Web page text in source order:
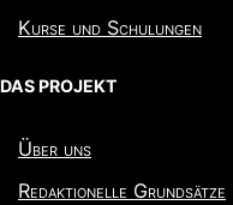
Kurse und Schulungen
DAS PROJEKT
Über uns
Redaktionelle Grundsätze